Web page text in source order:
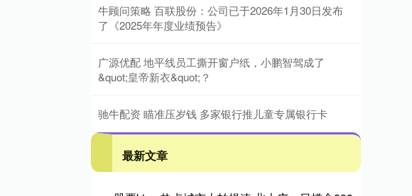
牛顾问策略 百联股份：公司已于2026年1月30日发布
了《2025年年度业绩预告》
广源优配 地平线员工撕开窗户纸，小鹏智驾成了
&quot;皇帝新衣&quot;？
驰牛配资 瞄准压岁钱 多家银行推儿童专属银行卡
最新文章